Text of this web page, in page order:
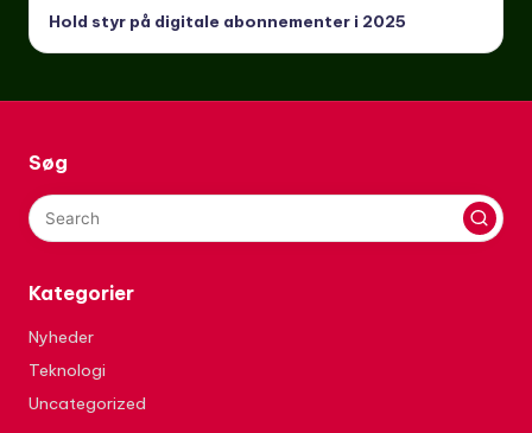
Hold styr på digitale abonnementer i 2025
Søg
Kategorier
Nyheder
Teknologi
Uncategorized